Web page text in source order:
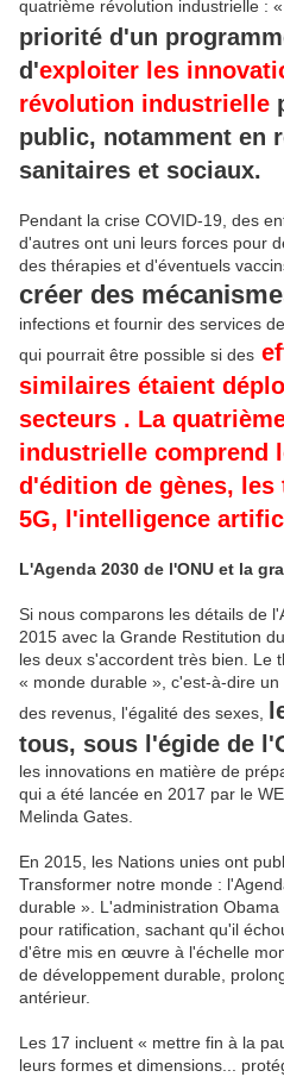
quatrième révolution industrielle :
priorité d'un
d'exploiter les
révolution industrielle
public, notamment en
sanitaires et sociaux.
Pendant la crise COVID-19, des
d'autres ont uni leurs forces pour
des thérapies et d'éventuels
créer des
infections et fournir des services
qui pourrait être possible si des
similaires étaient
secteurs . La
industrielle comprend
d'édition de gènes,
5G, l'intelligence
L'Agenda 2030 de l'ONU et la
Si nous comparons les détails de
2015 avec la Grande Restitution
les deux s'accordent très bien. Le
« monde durable », c'est-à-dire
des revenus, l'égalité des sexes,
tous, sous l'égide de
les innovations en matière de
qui a été lancée en 2017 par le
Melinda Gates.
En 2015, les Nations unies ont
Transformer notre monde :
durable ». L'administration
pour ratification, sachant qu'il
d'être mis en œuvre à l'échelle
de développement durable,
antérieur.
Les 17 incluent « mettre fin à la
leurs formes et dimensions...